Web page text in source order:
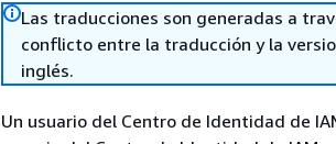
Las traducciones son generadas a
conflicto entre la traducción y la
inglés.
Un usuario del Centro de Identidad de